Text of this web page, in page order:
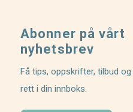
Abonner på vårt
nyhetsbrev
Få tips, oppskrifter, tilbud
rett i din innboks.